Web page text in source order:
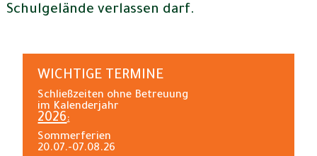
Schulgelände verlassen darf.
WICHTIGE TERMINE
Schließzeiten ohne Betreuung
im Kalenderjahr
2026:
Sommerferien
20.07.-07.08.26